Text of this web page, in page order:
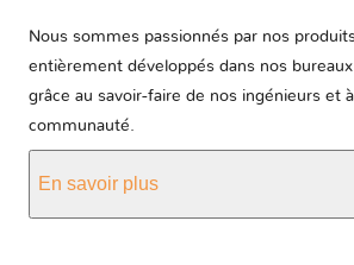
Nous sommes passionnés par nos
entièrement développés dans nos
grâce au savoir-faire de nos ingénieurs et
communauté.
En savoir plus